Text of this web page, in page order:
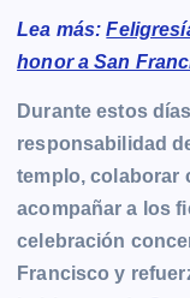
Lea más:
honor a San
Durante estos
responsabilidad
templo, colaborar
acompañar a los
celebración
Francisco y